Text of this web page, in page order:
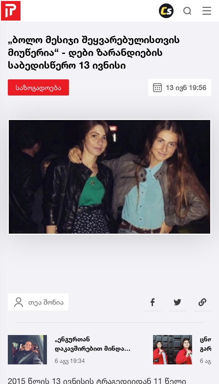
„ბოლო მესიჯი შეყვარებულისთვის
მიუწერია“ - დები ზარანდიების
საბედისწერო 13 ივნისი
საზოგადოება 13 ივნ 19:56
თეა შონია
ცნობილია, მეტროში
გარდაცვლილი 21 წლის
მარიამ ტყემალაძის
ექსპერტიზის დასკვნა
6 აგვ 19:42 6 აგვ
2015 წლის 13 ივნისის ტრაგედიიდან 11 წელი